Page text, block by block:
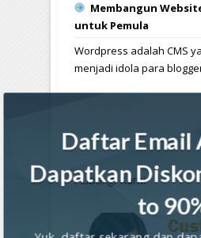
Membangun
untuk Pemula
Wordpress adalah CMS
menjadi idola para
HubungiKami
Daftar Email
Dapatkan
to